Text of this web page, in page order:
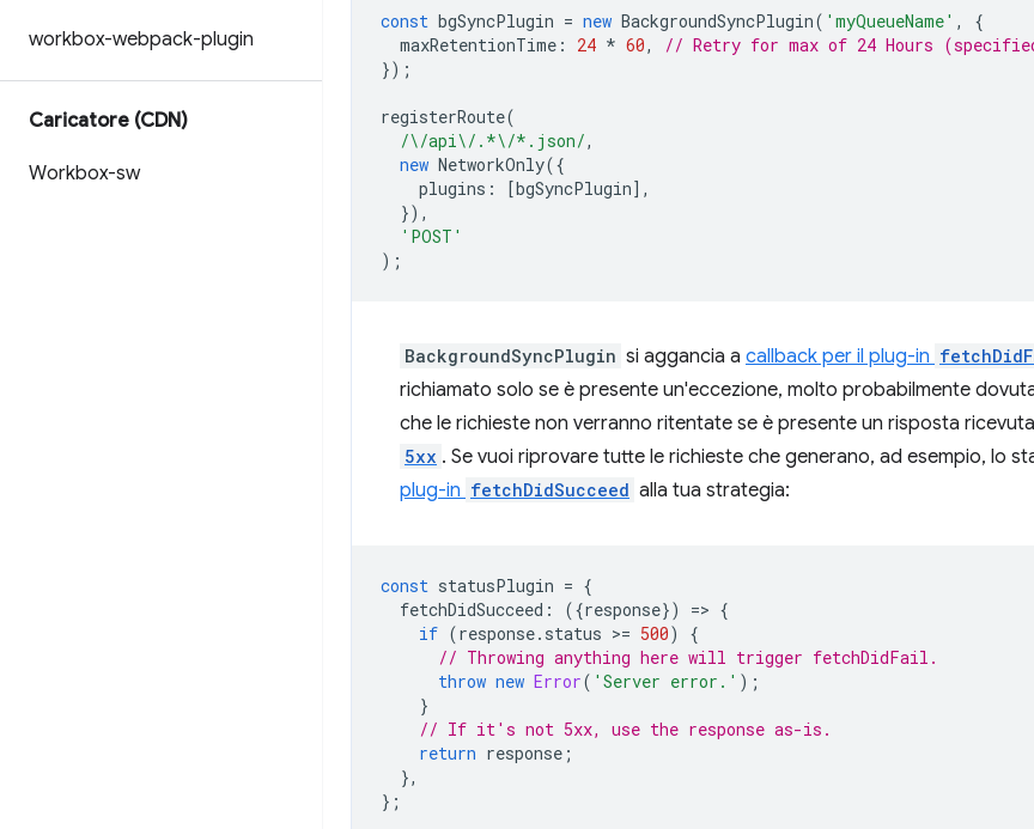
workbox-webpack-plugin
Caricatore (CDN)
Workbox-sw
const bgSyncPlugin = new BackgroundSyncPlugin( 'myQueueName' ,
{
maxRetentionTime : 24 * 60,
// Retry for max of 24 Hours
});
registerRoute(
/\/api\/.*\/*.json/,
new NetworkOnly({
plugins : [bgSyncPlugin],
}),
'POST'
);
BackgroundSyncPlugin si aggancia a callback per il plug-in
richiamato solo se è presente un'eccezione, molto probabilmente
che le richieste non verranno ritentate se è presente un risposta
5xx . Se vuoi riprovare tutte le richieste che generano, ad esempio, lo
plug-in fetchDidSucceed alla tua strategia:
const statusPlugin = {
fetchDidSucceed : ({response}) => {
if (response. status >= 500)
{
// Throwing anything here will trigger fetchDidFail.
throw new Error( 'Server error.' );
}
// If it's not 5xx, use the response as-is.
return response ;
},
};